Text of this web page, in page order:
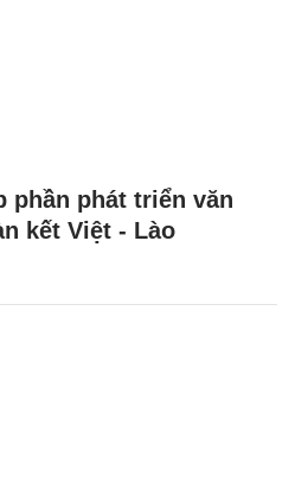
phần phát triển văn
kết Việt - Lào